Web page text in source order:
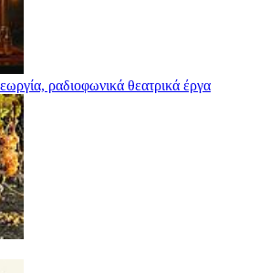
ραδιοφωνικά θεατρικά έργα